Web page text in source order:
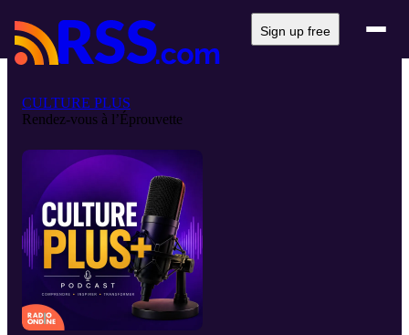
Sign up free
CULTURE PLUS
Rendez-vous à l’Éprouvette